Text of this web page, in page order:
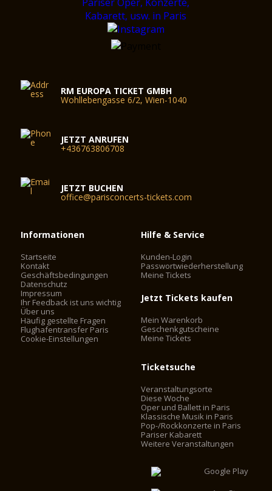
RM EUROPA TICKET GMBH
Wohllebengasse 6/2, Wien-1040
JETZT ANRUFEN
+436763806708
JETZT BUCHEN
office@parisconcerts-tickets.com
Informationen
Startseite
Kontakt
Geschäftsbedingungen
Datenschutz
Impressum
Ihr Feedback ist uns wichtig
Über uns
Häufig gestellte Fragen
Flughafentransfer Paris
Cookie-Einstellungen
Hilfe & Service
Kunden-Login
Passwortwiederherstellung
Meine Tickets
Jetzt Tickets kaufen
Mein Warenkorb
Geschenkgutscheine
Meine Tickets
Ticketsuche
Veranstaltungsorte
Diese Woche
Oper und Ballett in Paris
Klassische Musik in Paris
Pop-/Rockkonzerte in Paris
Pariser Kabarett
Weitere Veranstaltungen